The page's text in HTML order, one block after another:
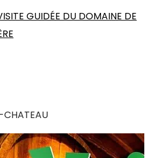
GUIDÉE DU DOMAINE DE
CHATEAU